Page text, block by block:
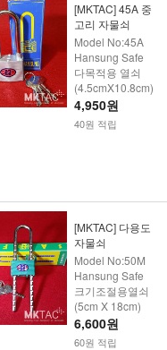
[MKTAC] 45A 중
고리 자물쇠
Model No:45A
Hansung Safe
다목적용 열쇠
(4.5cmX10.8cm)
4,950원
40원 적립
[MKTAC] 다용도
자물쇠
Model No:50M
Hansung Safe
크기조절용열쇠
(5cm X 18cm)
6,600원
60원 적립